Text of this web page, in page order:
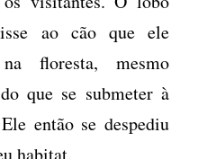
ao cão que ele
floresta, mesmo
que se submeter à
então se despediu
habitat.